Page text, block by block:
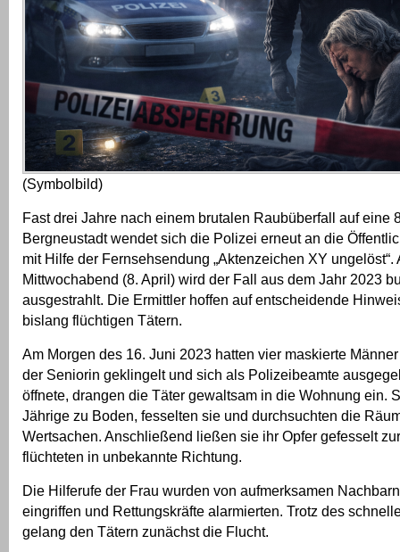
(Symbolbild)
Fast drei Jahre nach einem brutalen Raubüberfall auf eine
Bergneustadt wendet sich die Polizei erneut an die
mit Hilfe der Fernsehsendung „Aktenzeichen XY ungelöst“.
Mittwochabend (8. April) wird der Fall aus dem Jahr 2023
ausgestrahlt. Die Ermittler hoffen auf entscheidende
bislang flüchtigen Tätern.
Am Morgen des 16. Juni 2023 hatten vier maskierte
der Seniorin geklingelt und sich als Polizeibeamte
öffnete, drangen die Täter gewaltsam in die Wohnung ein.
Jährige zu Boden, fesselten sie und durchsuchten die
Wertsachen. Anschließend ließen sie ihr Opfer gefesselt
flüchteten in unbekannte Richtung.
Die Hilferufe der Frau wurden von aufmerksamen
eingriffen und Rettungskräfte alarmierten. Trotz des
gelang den Tätern zunächst die Flucht.